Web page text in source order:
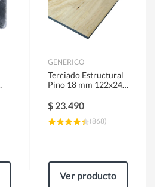
GENERICO
Terciado Estructural
Pino 18 mm 122x244
$ 23.490
(868)
Ver producto